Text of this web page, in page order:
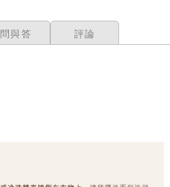
問與答 評論